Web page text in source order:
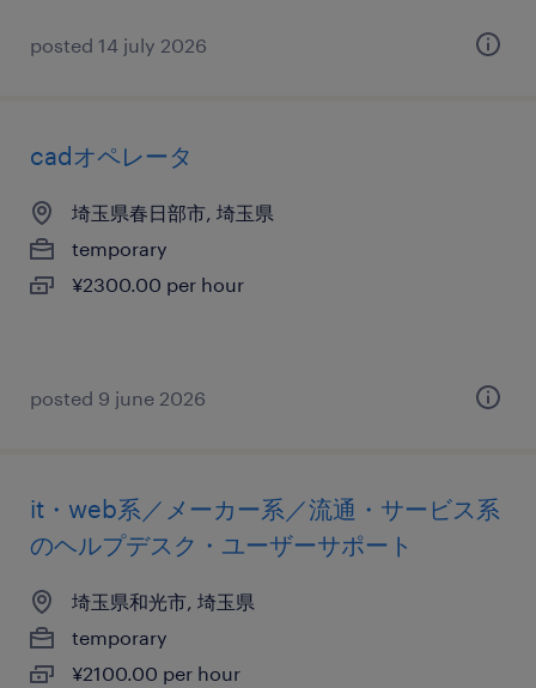
posted 14 july 2026
cadオペレータ
埼玉県春日部市, 埼玉県
temporary
¥2300.00 per hour
posted 9 june 2026
it・web系／メーカー系／流通・サービス系
のヘルプデスク・ユーザーサポート
埼玉県和光市, 埼玉県
temporary
¥2100.00 per hour